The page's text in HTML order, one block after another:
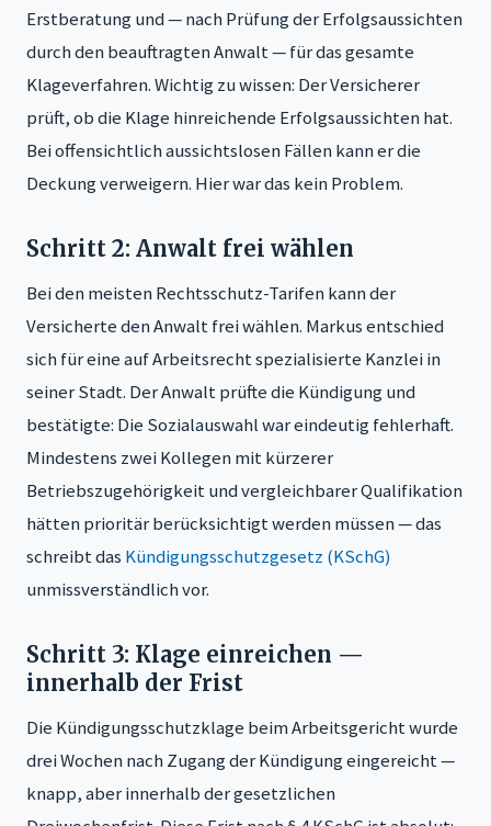
Erstberatung und — nach Prüfung der Erfolgsaussichten
durch den beauftragten Anwalt — für das gesamte
Klageverfahren. Wichtig zu wissen: Der Versicherer
prüft, ob die Klage hinreichende Erfolgsaussichten hat.
Bei offensichtlich aussichtslosen Fällen kann er die
Deckung verweigern. Hier war das kein Problem.
Schritt 2: Anwalt frei wählen
Bei den meisten Rechtsschutz-Tarifen kann der
Versicherte den Anwalt frei wählen. Markus entschied
sich für eine auf Arbeitsrecht spezialisierte Kanzlei in
seiner Stadt. Der Anwalt prüfte die Kündigung und
bestätigte: Die Sozialauswahl war eindeutig fehlerhaft.
Mindestens zwei Kollegen mit kürzerer
Betriebszugehörigkeit und vergleichbarer Qualifikation
hätten prioritär berücksichtigt werden müssen — das
schreibt das Kündigungsschutzgesetz (KSchG)
unmissverständlich vor.
Schritt 3: Klage einreichen —
innerhalb der Frist
Die Kündigungsschutzklage beim Arbeitsgericht wurde
drei Wochen nach Zugang der Kündigung eingereicht —
knapp, aber innerhalb der gesetzlichen